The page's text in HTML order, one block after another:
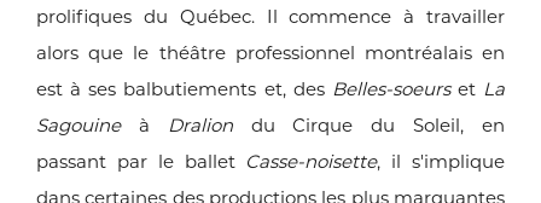
prolifiques du Québec. Il commence à travailler
alorsque le théâtre professionnel montréalais en
est à ses balbutiements et, des Belles-soeurset La
Sagouineà Draliondu Cirque du Soleil, en
passant par le ballet Casse-noisette, il s'implique
dans certaines des productions les plus marquantes